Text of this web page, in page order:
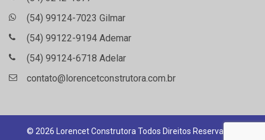
(54) 99124-7023 Gilmar
(54) 99122-9194 Ademar
(54) 99124-6718 Adelar
contato@lorencetconstrutora.com.br
© 2026 Lorencet Construtora Todos Direitos Reservados.